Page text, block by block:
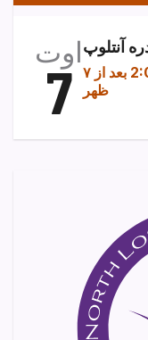
اوت
7
آنتلوپ
2:00 بعد از
ظهر